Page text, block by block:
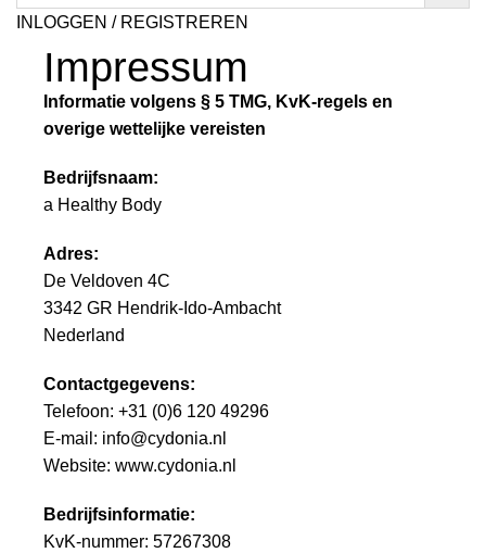
INLOGGEN / REGISTREREN
Impressum
Informatie volgens § 5 TMG, KvK-regels en
overige wettelijke vereisten
Bedrijfsnaam:
a Healthy Body
Adres:
De Veldoven 4C
3342 GR Hendrik-Ido-Ambacht
Nederland
Contactgegevens:
Telefoon: +31 (0)6 120 49296
E-mail: info@cydonia.nl
Website: www.cydonia.nl
Bedrijfsinformatie:
KvK-nummer: 57267308